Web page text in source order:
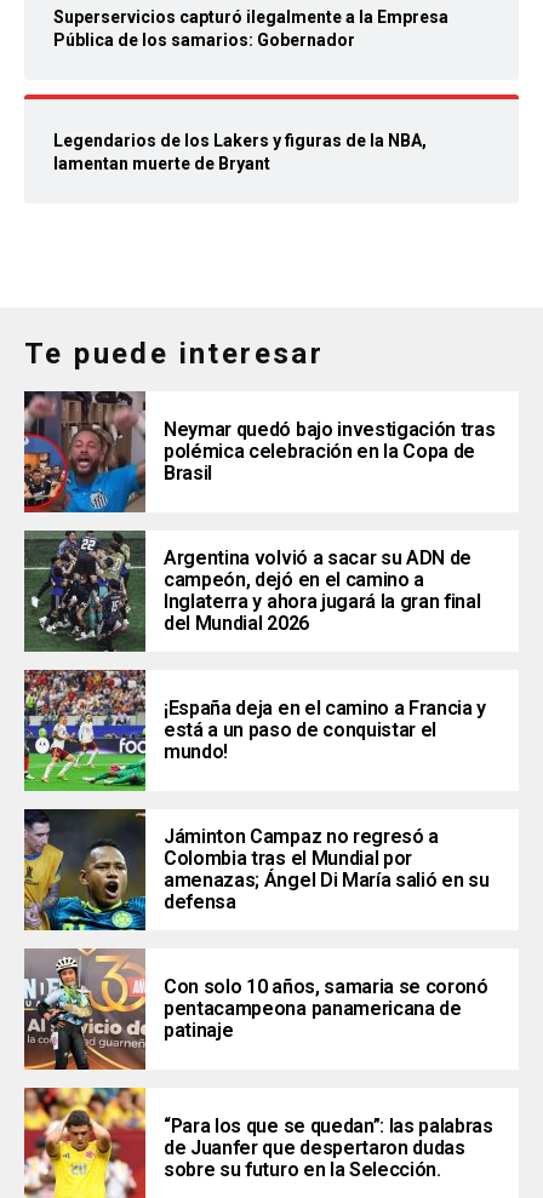
Superservicios capturó ilegalmente a la Empresa
Pública de los samarios: Gobernador
Legendarios de los Lakers y figuras de la NBA,
lamentan muerte de Bryant
Te puede interesar
Neymar quedó bajo investigación tras
polémica celebración en la Copa de
Brasil
Argentina volvió a sacar su ADN de
campeón, dejó en el camino a
Inglaterra y ahora jugará la gran final
del Mundial 2026
¡España deja en el camino a Francia y
está a un paso de conquistar el
mundo!
Jáminton Campaz no regresó a
Colombia tras el Mundial por
amenazas; Ángel Di María salió en su
defensa
Con solo 10 años, samaria se coronó
pentacampeona panamericana de
patinaje
“Para los que se quedan”: las palabras
de Juanfer que despertaron dudas
sobre su futuro en la Selección.